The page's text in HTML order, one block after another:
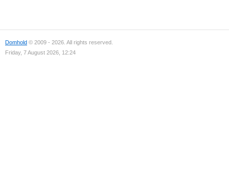
Domhold © 2009 - 2026. All rights reserved.
Friday, 7 August 2026, 12:24